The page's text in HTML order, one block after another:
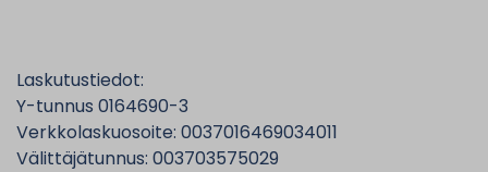
Laskutustiedot:
Y-tunnus 0164690-3
Verkkolaskuosoite: 0037016469034011
Välittäjätunnus: 003703575029